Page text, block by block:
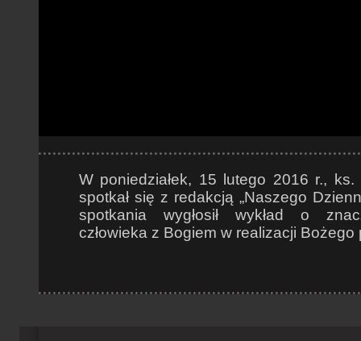
W poniedziałek, 15 lutego 2016 r.,
spotkał się z redakcją „Naszego
spotkania wygłosił wykład o
człowieka z Bogiem w realizacji